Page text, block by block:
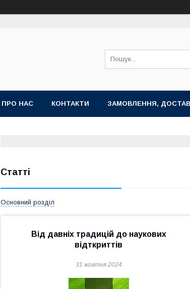
ПРО НАС КОНТАКТИ ЗАМОВЛЕННЯ,
Статті
Основний розділ
Від давніх традицій до наукових
відткриттів
31 жовтня 2024